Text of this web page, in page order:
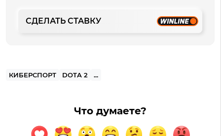
СДЕЛАТЬ СТАВКУ
КИБЕРСПОРТ DOTA 2 ...
Что думаете?